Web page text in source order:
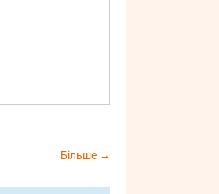
Більше